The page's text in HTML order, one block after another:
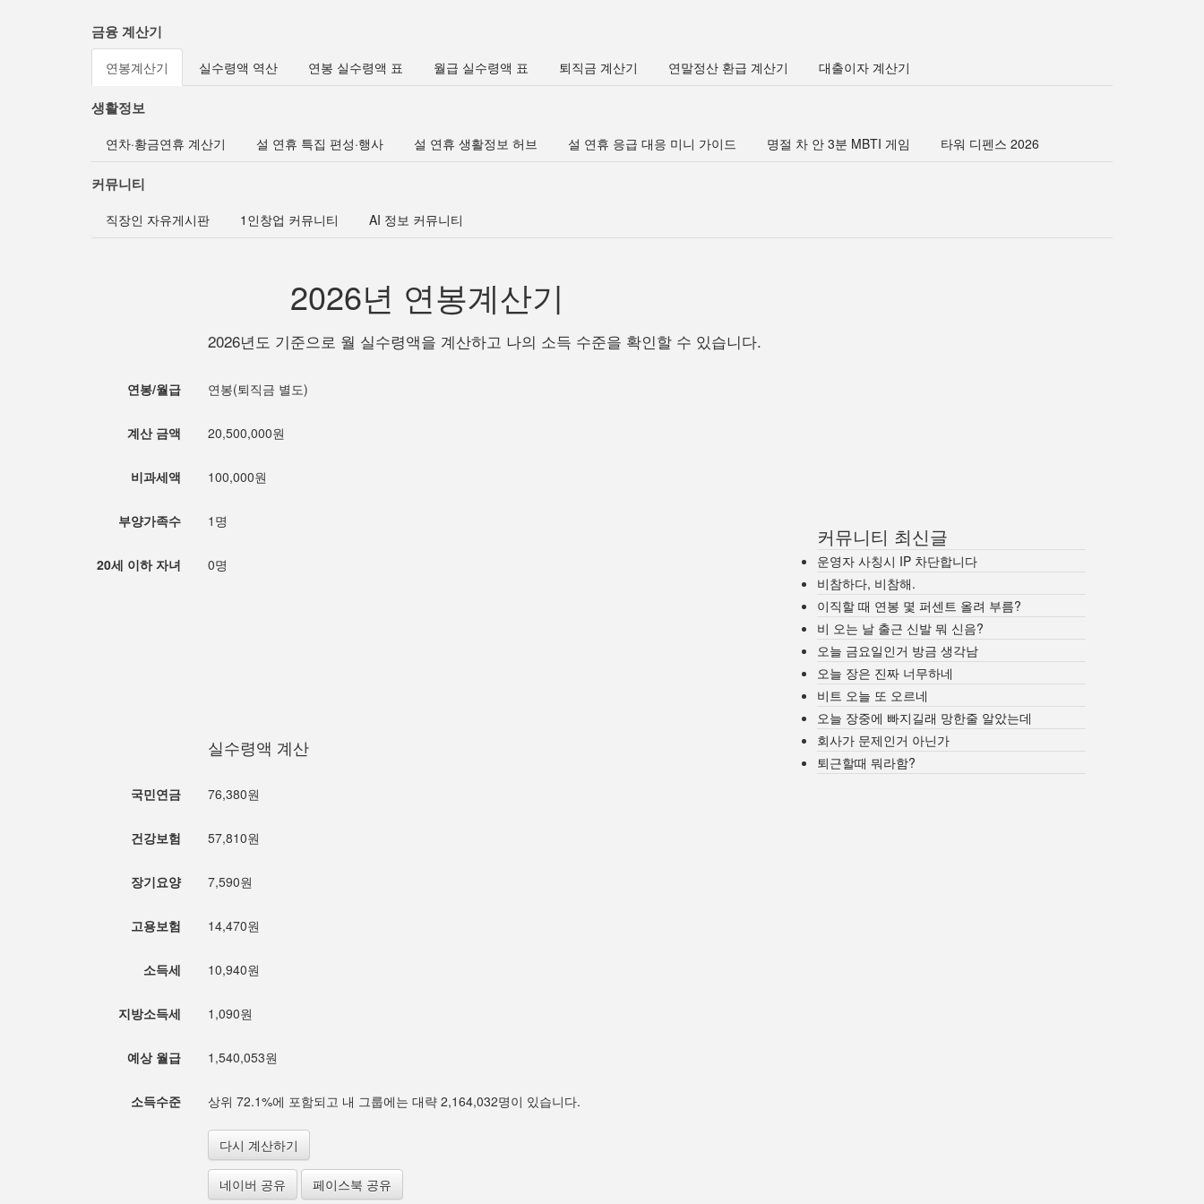
금융 계산기
연봉계산기 실수령액 역산 연봉 실수령액 표 월급 실수령액 표 퇴직금 계산기 연말정산 환급 계산기 대출이자 계산기
생활정보
연차·황금연휴 계산기 설 연휴 특집 편성·행사 설 연휴 생활정보 허브 설 연휴 응급 대응 미니 가이드 명절 차 안 3분 MBTI 게임 타워 디펜스 2026
커뮤니티
직장인 자유게시판 1인창업 커뮤니티 AI 정보 커뮤니티
2026년 연봉계산기
2026년도 기준으로 월 실수령액을 계산하고 나의 소득 수준을 확인할 수 있습니다.
연봉/월급 연봉(퇴직금 별도)
계산 금액 20,500,000원
비과세액 100,000원
부양가족수 1명
20세 이하 자녀 0명
실수령액 계산
국민연금 76,380원
건강보험 57,810원
장기요양 7,590원
고용보험 14,470원
소득세 10,940원
지방소득세 1,090원
예상 월급 1,540,053원
소득수준 상위 72.1%에 포함되고 내 그룹에는 대략 2,164,032명이 있습니다.
다시 계산하기
네이버 공유 페이스북 공유
커뮤니티 최신글
운영자 사칭시 IP 차단합니다
비참하다, 비참해.
이직할 때 연봉 몇 퍼센트 올려 부름?
비 오는 날 출근 신발 뭐 신음?
오늘 금요일인거 방금 생각남
오늘 장은 진짜 너무하네
비트 오늘 또 오르네
오늘 장중에 빠지길래 망한줄 알았는데
회사가 문제인거 아닌가
퇴근할때 뭐라함?